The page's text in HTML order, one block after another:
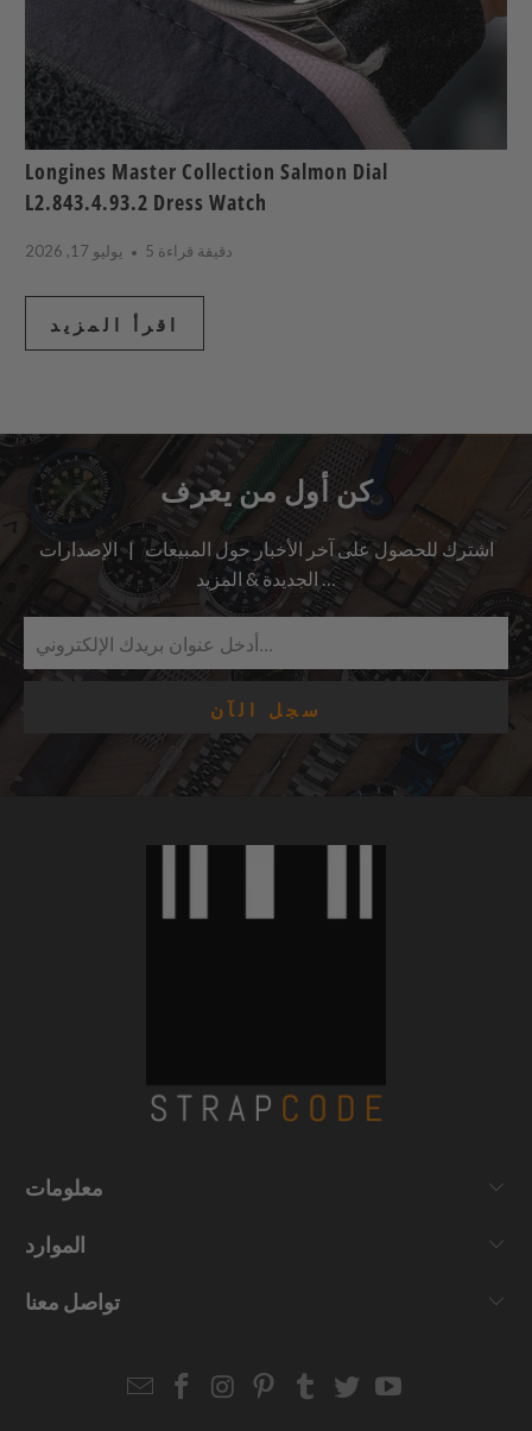
Longines Master Collection Salmon Dial
L2.843.4.93.2 Dress Watch
يوليو 17, 2026 5 دقيقة قراءة
اقرأ المزيد
كن أول من يعرف
اشترك للحصول على آخر الأخبار حول المبيعات | الإصدارات
الجديدة & المزيد …
معلومات
الموارد
تواصل معنا
EmailStrapcode
Strapcode
Strapcode
Strapcode
Strapcode